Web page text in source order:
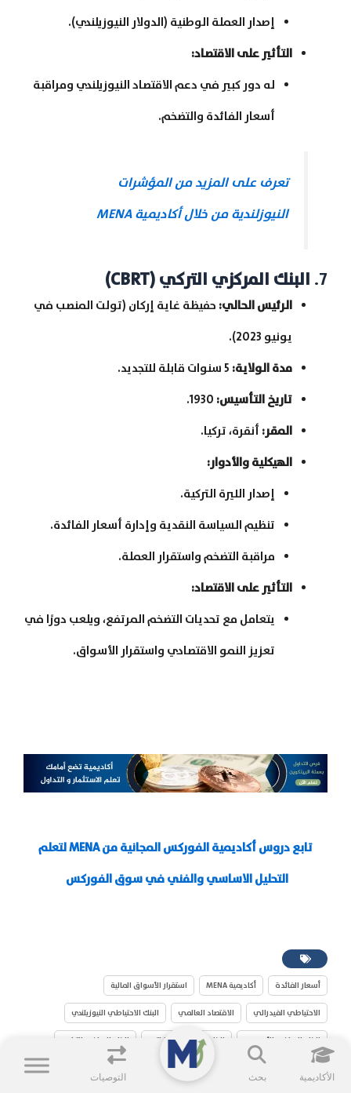
إصدار العملة الوطنية (الدولار النيوزيلندي).
التأثير على الاقتصاد:
له دور كبير في دعم الاقتصاد النيوزيلندي ومراقبة
أسعار الفائدة والتضخم.
تعرف على المزيد من المؤشرات
النيوزلندية من خلال أكاديمية MENA
7. البنك المركزي التركي (CBRT)
الرئيس الحالي: حفيظة غاية إركان (تولت المنصب في
يونيو 2023).
مدة الولاية:
تاريخ التأسيس:
المقر: أنقرة، تركيا.
الهيكلية والأدوار:
إصدار الليرة التركية.
تنظيم السياسة النقدية وإدارة أسعار الفائدة.
مراقبة التضخم واستقرار العملة.
التأثير على الاقتصاد:
يتعامل مع تحديات التضخم المرتفع، ويلعب دورًا في
تعزيز النمو الاقتصادي واستقرار الأسواق.
تابع دروس أكاديمية الفوركس المجانية منMENA
لتعلم
التحليل الاساسي والفني في سوق الفوركس
أسعار الفائدة أكاديمية MENA استقرار الأسواق المالية
الاحتياطي الفيدرالي الاقتصاد العالمي البنك الاحتياطي النيوزيلندي
البنك المركزي الأوروبي البنك المركزي الإماراتي البنك المركزي التركي
البنك المركزي السعودي البنك المركزي المصري
الأكاديمية بحث التوصيات